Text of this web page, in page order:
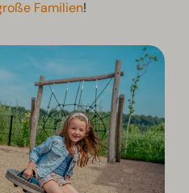
Familien!